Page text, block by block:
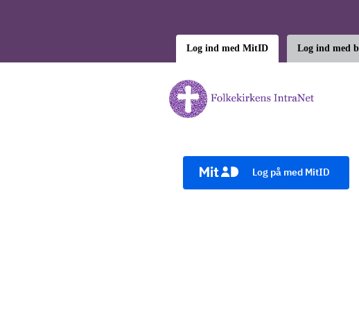
Log ind med MitID Log ind med
Log på med MitID